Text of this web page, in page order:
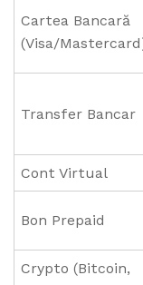
Cartea Bancară
(Visa/
Transfer Bancar
Cont Virtual
Bon Prepaid
Crypto (Bitcoin,